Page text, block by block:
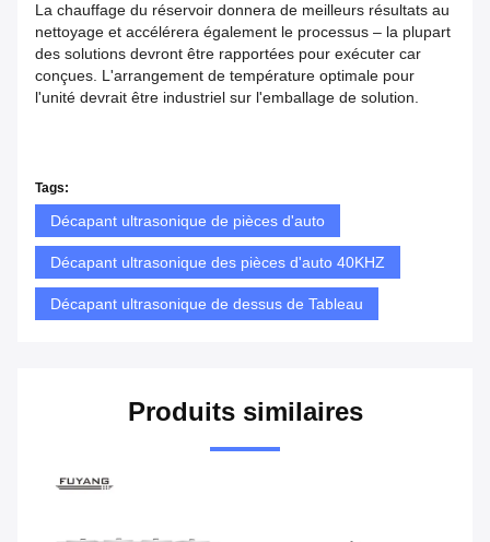
La chauffage du réservoir donnera de meilleurs résultats au
nettoyage et accélérera également le processus – la plupart
des solutions devront être rapportées pour exécuter car
conçues. L'arrangement de température optimale pour
l'unité devrait être industriel sur l'emballage de solution.
Tags:
Décapant ultrasonique de pièces d'auto
Décapant ultrasonique des pièces d'auto 40KHZ
Décapant ultrasonique de dessus de Tableau
Produits similaires